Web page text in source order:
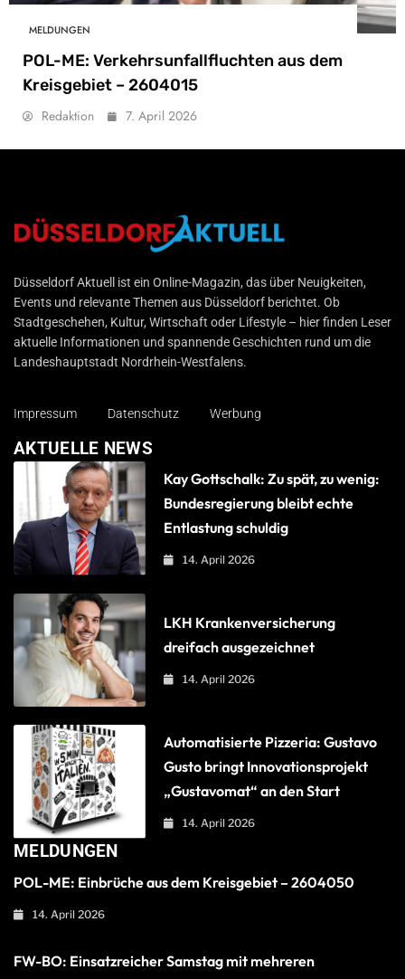
MELDUNGEN
POL-ME: Verkehrsunfallfluchten aus dem
Kreisgebiet – 2604015
Redaktion 7. April 2026
Düsseldorf Aktuell
Düsseldorf Aktuell ist ein Online-Magazin, das über Neuigkeiten,
Events und relevante Themen aus Düsseldorf berichtet. Ob
Stadtgeschehen, Kultur, Wirtschaft oder Lifestyle – hier finden Leser
aktuelle Informationen und spannende Geschichten rund um die
Landeshauptstadt Nordrhein-Westfalens.
Impressum Datenschutz Werbung
AKTUELLE NEWS
Kay Gottschalk: Zu spät, zu wenig:
Bundesregierung bleibt echte
Entlastung schuldig
14. April 2026
LKH Krankenversicherung
dreifach ausgezeichnet
14. April 2026
Automatisierte Pizzeria: Gustavo
Gusto bringt Innovationsprojekt
„Gustavomat“ an den Start
14. April 2026
MELDUNGEN
POL-ME: Einbrüche aus dem Kreisgebiet – 2604050
14. April 2026
FW-BO: Einsatzreicher Samstag mit mehreren